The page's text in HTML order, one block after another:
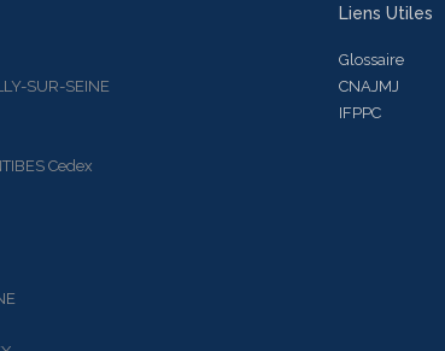
SUR-SEINE
Cedex
Liens Utiles
Glossaire
CNAJMJ
IFPPC